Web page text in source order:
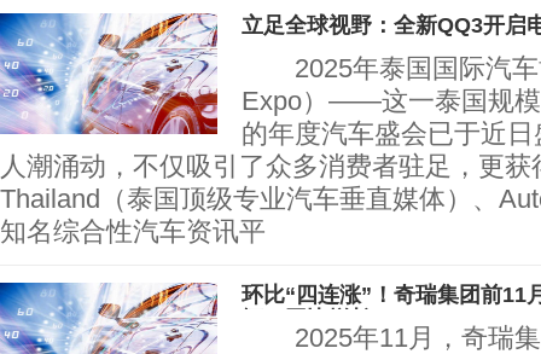
立足全球视野：全新QQ3开启
2025年泰国国际汽车
Expo）——这一泰国规
的年度汽车盛会已于近
人潮涌动，不仅吸引了众多消费者驻足，更
Thailand（泰国顶级专业汽车垂直媒体）、
知名综合性汽车资讯平
环比“四连涨”！奇瑞集团前11
辆，同比增长69.4
2025年11月，奇瑞集